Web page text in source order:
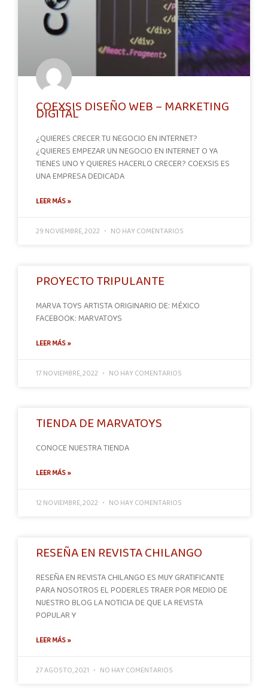
COEXSIS DISEÑO WEB – MARKETING
DIGITAL
¿QUIERES CRECER TU NEGOCIO EN INTERNET?
¿QUIERES EMPEZAR UN NEGOCIO EN INTERNET O YA
TIENES UNO Y QUIERES HACERLO CRECER? COEXSIS ES
UNA EMPRESA DEDICADA
LEER MÁS »
29 NOVIEMBRE, 2022 NO HAY COMENTARIOS
PROYECTO TRIPULANTE
MARVA TOYS ARTISTA ORIGINARIO DE: MÉXICO
FACEBOOK: MARVATOYS
LEER MÁS »
17 NOVIEMBRE, 2022 NO HAY COMENTARIOS
TIENDA DE MARVATOYS
CONOCE NUESTRA TIENDA
LEER MÁS »
12 NOVIEMBRE, 2022 NO HAY COMENTARIOS
RESEÑA EN REVISTA CHILANGO
RESEÑA EN REVISTA CHILANGO ES MUY GRATIFICANTE
PARA NOSOTROS EL PODERLES TRAER POR MEDIO DE
NUESTRO BLOG LA NOTICIA DE QUE LA REVISTA
POPULAR Y
LEER MÁS »
27 AGOSTO, 2021 NO HAY COMENTARIOS